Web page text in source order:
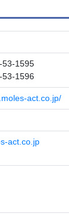
53-1595
53-1596
act.co.jp/
act.co.jp